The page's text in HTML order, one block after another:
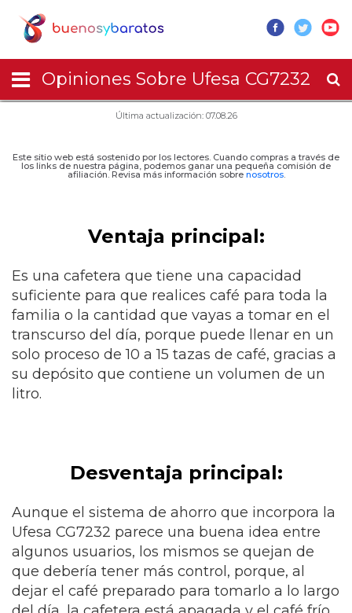
Opiniones Sobre Ufesa CG7232
Última actualización: 07.08.26
Este sitio web está sostenido por los lectores. Cuando compras a través de
los links de nuestra página, podemos ganar una pequeña comisión de
afiliación. Revisa más información sobre nosotros.
Ventaja principal:
Es una cafetera que tiene una capacidad
suficiente para que realices café para toda la
familia o la cantidad que vayas a tomar en el
transcurso del día, porque puede llenar en un
solo proceso de 10 a 15 tazas de café, gracias a
su depósito que contiene un volumen de un
litro.
Desventaja principal:
Aunque el sistema de ahorro que incorpora la
Ufesa CG7232 parece una buena idea entre
algunos usuarios, los mismos se quejan de
que debería tener más control, porque, al
dejar el café preparado para tomarlo a lo largo